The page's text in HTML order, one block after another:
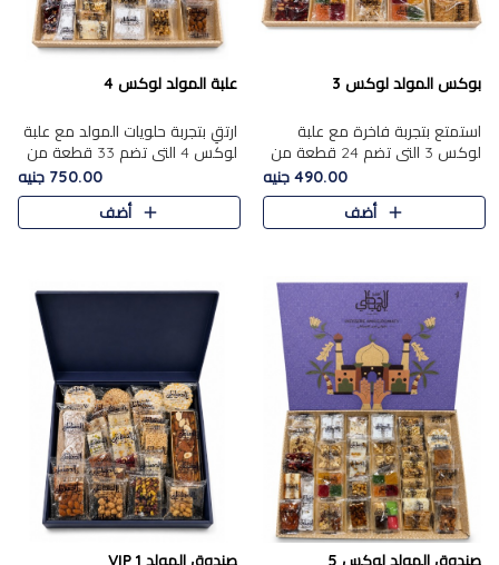
بوكس المولد لوكس 3
استمتع بتجربة فاخرة مع علبة
لوكس 3 التي تضم 24 قطعة من
أشهر حلويات المولد الشرقية
المختارة بعناية. تحتوي التشكيلة
على الجزرية بالفول، والملب..
490.00 جنيه
أضف
علبة المولد لوكس 4
ارتقِ بتجربة حلويات المولد مع علبة
لوكس 4 التي تضم 33 قطعة من
تشكيلة فاخرة ومتنوعة من أشهر
الأصناف الشرقية. تحتوي العلبة على
الجزرية بالفول،..
750.00 جنيه
أضف
صندوق المولد لوكس 5 صندوق المولد VIP 1